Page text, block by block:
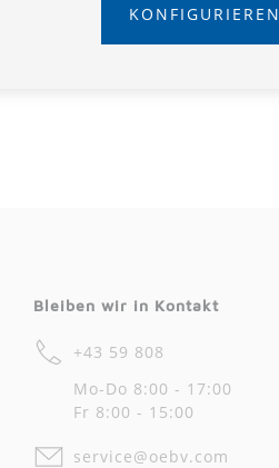
Bleiben wir in Kontakt
+43 59 808
Mo-Do 8:00 - 17:00
Fr 8:00 - 15:00
service@oebv.com
KONFIGURIEREN